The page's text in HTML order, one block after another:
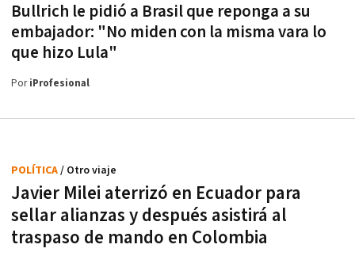
Bullrich le pidió a Brasil que reponga a su
embajador: "No miden con la misma vara lo
que hizo Lula"
PoriProfesional
Javier Milei aterrizó en Ecuador para
sellar alianzas y después asistirá al
traspaso de mando en Colombia
POLÍTICA/ Otro viaje